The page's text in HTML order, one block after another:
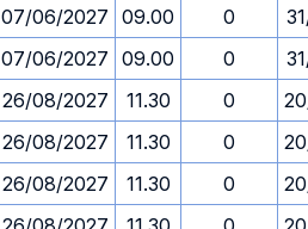
07/06/2027 09.00 0
07/06/2027 09.00 0
26/08/2027 11.30 0
26/08/2027 11.30 0
26/08/2027 11.30 0